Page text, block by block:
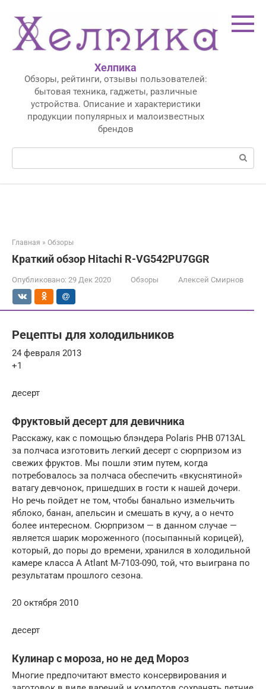
контенту
Хелпика
Обзоры, рейтинги, отзывы пользователей:
бытовая техника, гаджеты, различные
устройства. Описание и характеристики
продукции популярных и малоизвестных
брендов
Поиск:
Главная » Обзоры
Краткий обзор Hitachi R-VG542PU7GGR
Опубликовано: 29 Дек 2020 Обзоры Алексей Смирнов
Рецепты для холодильников
24 февраля 2013
+1
десерт
Фруктовый десерт для девичника
Расскажу, как с помощью блэндера Polaris PHB 0713AL
за полчаса изготовить легкий десерт с сюрпризом из
свежих фруктов. Мы пошли этим путем, когда
потребовалось за полчаса обеспечить «вкуснятиной»
ватагу девчонок, пришедших в гости к нашей дочери.
Но речь пойдет не том, чтобы банально измельчить
яблоко, банан, апельсин и смешать в кучу, а о нечто
более интересном. Сюрпризом — в данном случае —
является шарик мороженного (посыпанный корицей),
который, до поры до времени, хранился в холодильной
камере класса А Atlant M-7103-090, той, что выиграна по
результатам прошлого сезона.
20 октября 2010
десерт
Кулинар с мороза, но не дед Мороз
Многие предпочитают вместо консервирования и